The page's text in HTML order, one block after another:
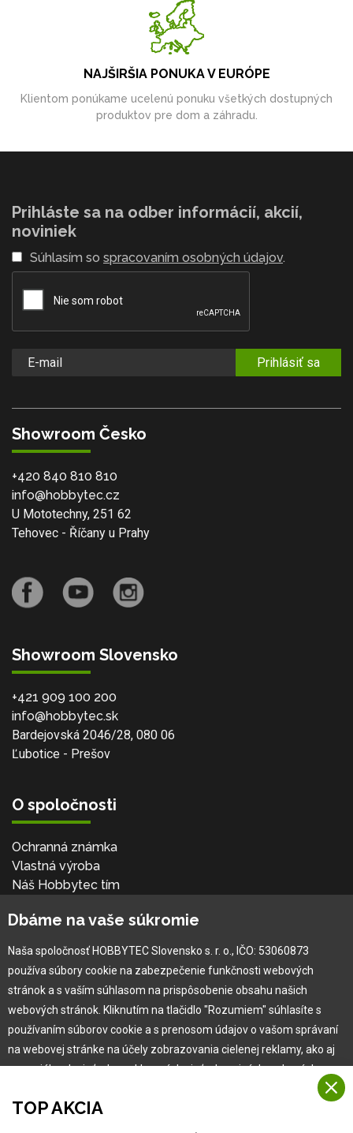
NAJŠIRŠIA PONUKA V EURÓPE
Klientom ponúkame ucelenú ponuku všetkých dostupných
produktov pre dom a záhradu.
Prihláste sa na odber informácií, akcií,
noviniek
Súhlasím so spracovaním osobných údajov.
Prihlásiť sa
Showroom Česko
+420 840 810 810
info@hobbytec.cz
U Mototechny, 251 62
Tehovec - Říčany u Prahy
Showroom Slovensko
+421 909 100 200
info@hobbytec.sk
Bardejovská 2046/28, 080 06
Ľubotice - Prešov
O spoločnosti
Ochranná známka
Vlastná výroba
Náš Hobbytec tím
Naša história
Pre zákazníka
Garancia najlepšej ceny
Užívateľský manuál
Reklamácia
TOP AKCIA
Dbáme na vaše súkromie
Naša spoločnosť HOBBYTEC Slovensko s. r. o., IČO: 53060873
používa súbory cookie na zabezpečenie funkčnosti webových
stránok a s vaším súhlasom na prispôsobenie obsahu našich
webových stránok. Kliknutím na tlačidlo "Rozumiem" súhlasíte s
používaním súborov cookie a s prenosom údajov o vašom správaní
na webovej stránke na účely zobrazovania cielenej reklamy, ako aj
na sociálnych sieťach a reklamných sieťach na iných webových
Viac informácií